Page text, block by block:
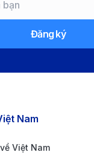
sân bay bận
sân bay
vào trung tâm,
thuận tiện cho
Đăng ký
Nam
Việt Nam